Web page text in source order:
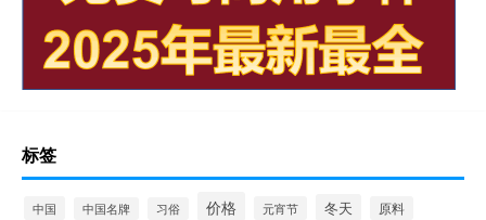
标签
中国 中国名牌 习俗 价格 元宵节 冬天 原料